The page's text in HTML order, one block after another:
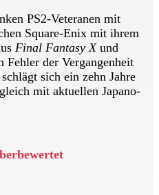
PS2-Veteranen mit
Square-Enix mit ihrem
Final Fantasy Xund
Fehler der Vergangenheit
sich ein zehn Jahre
mit aktuellen Japano-